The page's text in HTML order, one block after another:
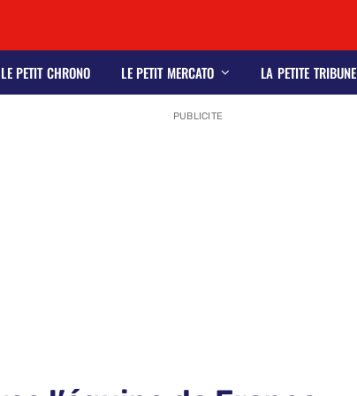
LE PETIT CHRONO LE PETIT MERCATO LA PETITE TRIBUNE
PUBLICITE